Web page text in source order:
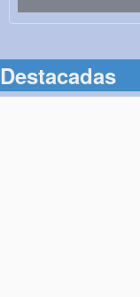
Destacadas